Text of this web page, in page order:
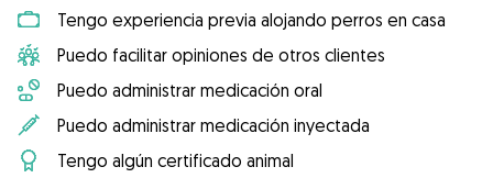
Tengo experiencia previa alojando perros en casa
Puedo facilitar opiniones de otros clientes
Puedo administrar medicación oral
Puedo administrar medicación inyectada
Tengo algún certificado animal